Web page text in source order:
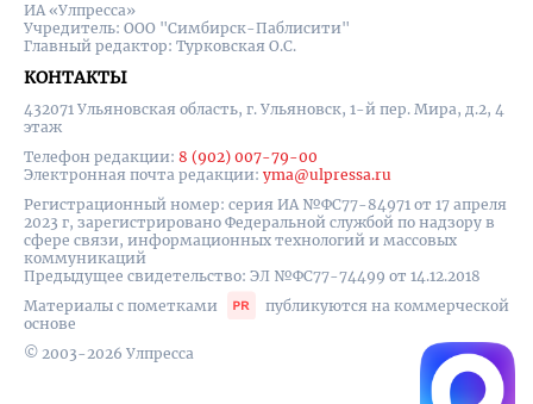
ИА «Улпресса»
Учредитель: ООО "Симбирск-Паблисити"
Главный редактор: Турковская О.С.
КОНТАКТЫ
432071 Ульяновская область, г. Ульяновск, 1-й пер. Мира, д.2, 4
этаж
Телефон редакции: 8 (902) 007-79-00
Электронная почта редакции: yma@ulpressa.ru
Регистрационный номер: серия ИА №ФС77-84971 от 17 апреля
2023 г, зарегистрировано Федеральной службой по надзору в
сфере связи, информационных технологий и массовых
коммуникаций
Предыдущее свидетельство: ЭЛ №ФС77-74499 от 14.12.2018
Материалы с пометками
публикуются на коммерческой
основе
© 2003-2026 Улпресса